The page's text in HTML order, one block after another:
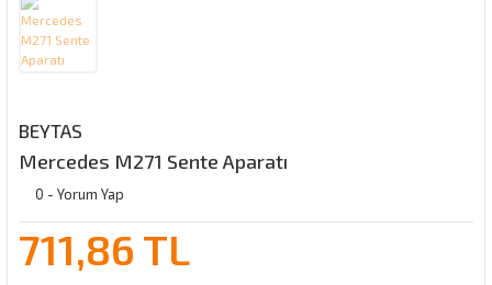
BEYTAS
Mercedes M271 Sente Aparatı
0 - Yorum Yap
711,86 TL